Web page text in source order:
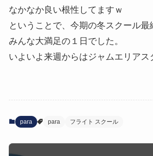
なかなか良い根性してますｗ
ということで、今期の冬スクール最
みんな大満足の１日でした。
いよいよ来週からはジャムエリアス
para para フライト スクール